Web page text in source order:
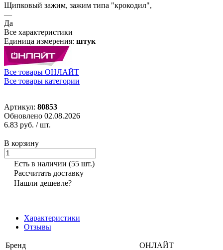
Щипковый зажим, зажим типа "крокодил",
—
Да
Все характеристики
Единица измерения: штук
Все товары ОНЛАЙТ
Все товары категории
Артикул: 80853
Обновлено 02.08.2026
6.83 руб. / шт.
В корзину
Есть в наличии (55 шт.)
Рассчитать доставку
Нашли дешевле?
Характеристики
Отзывы
Бренд
ОНЛАЙТ